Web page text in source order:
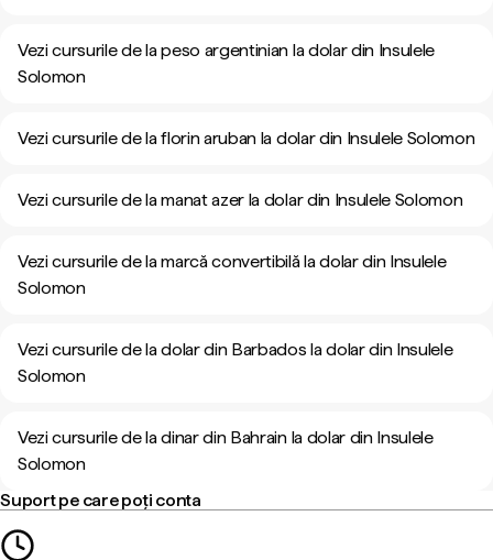
Vezi cursurile de la peso argentinian la dolar din Insulele
Solomon
Vezi cursurile de la florin aruban la dolar din Insulele Solomon
Vezi cursurile de la manat azer la dolar din Insulele Solomon
Vezi cursurile de la marcă convertibilă la dolar din Insulele
Solomon
Vezi cursurile de la dolar din Barbados la dolar din Insulele
Solomon
Vezi cursurile de la dinar din Bahrain la dolar din Insulele
Solomon
Suport pe care poți conta